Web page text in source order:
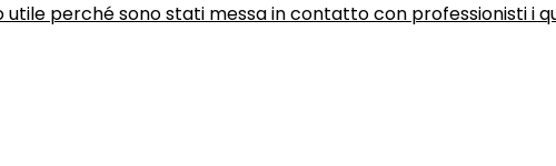
perché sono stati messa in contatto con professionisti i